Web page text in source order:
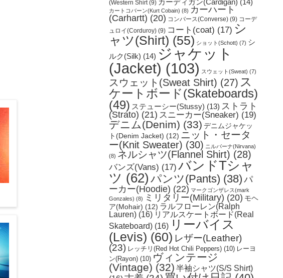
(Western Shirt(9) カーディガン(Cardigan) (14)
カートコバーン(Kurt Cobain) (8) カーハート
(Carhartt) (20) コンバース(Converse) (9) コーデ
ュロイ(Corduroy) (9) コート(coat) (17) シ
ャツ(Shirt) (55) ショット(Schott) (7) シ
ルク(Silk) (14) ジャケット
(Jacket) (103) スウェット(Sweat) (7)
スウェット(Sweat Shirt) (27) ス
ケートボード(Skateboards)
(49) ステューシー(Stussy) (13) ストラト
(Strato) (21) スニーカー(Sneaker) (19)
デニム(Denim) (33) デニムジャケッ
ト(Denim Jacket) (12) ニット・セータ
ー(Knit Sweater) (30) ニルバーナ(Nirvana)
(8) ネルシャツ(Flannel Shirt) (28)
バンズ(Vans) (17) バンドTシャ
ツ (62) パンツ(Pants) (38)パ
ーカー(Hoodie) (22) マークゴンザレス(mark
Gonzales) (8) ミリタリー(Military) (20) モヘ
ア(Mohair) (12) ラルフローレン(Ralph
Lauren) (16) リアルスケートボード(Real
Skateboard) (16) リーバイス
(Levis) (60) レザー(Leather)
(23) レッチリ(Red Hot Chili Peppers) (10) レーヨ
ン(Rayon) (10) ヴィンテージ
(Vintage) (32) 半袖シャツ(S/S Shirt)